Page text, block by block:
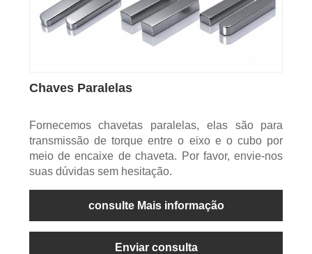
Chaves Paralelas
Fornecemos chavetas paralelas, elas são para
transmissão de torque entre o eixo e o cubo por
meio de encaixe de chaveta. Por favor, envie-nos
suas dúvidas sem hesitação.
consulte Mais informação
Enviar consulta